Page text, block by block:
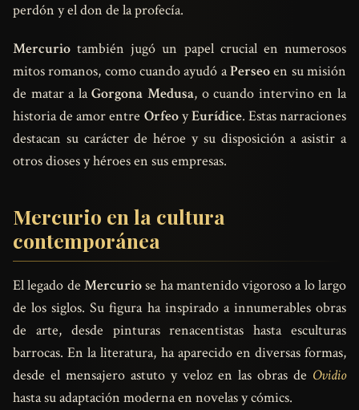
perdón y el don de la profecía.
Mercurio también jugó un papel crucial en numerosos
mitos romanos, como cuando ayudó aPerseoen su misión
de matar a laGorgona Medusa, o cuando intervino en la
historia de amor entre OrfeoyEurídice. Estas narraciones
destacan su carácter de héroe y su disposición a asistir a
otros dioses y héroes en sus empresas.
Mercurio en la cultura
contemporánea
El legado de Mercuriose ha mantenido vigoroso a lo largo
de los siglos. Su figura ha inspirado a innumerables obras
de arte, desde pinturas renacentistas hasta esculturas
barrocas. En la literatura, ha aparecido en diversas formas,
desde el mensajero astuto y veloz en las obras de Ovidio
hasta su adaptación moderna en novelas y cómics.